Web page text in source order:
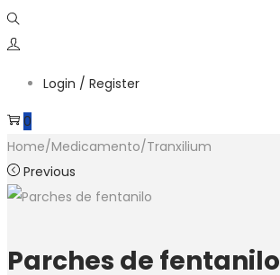
Login / Register
0
Home/Medicamento/Tranxilium
Previous
Parches de fentanilo